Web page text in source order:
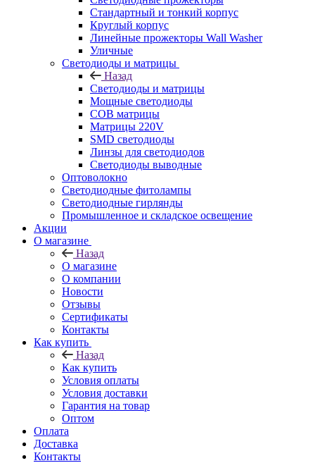
Стандартный и тонкий корпус
Круглый корпус
Линейные прожекторы Wall Washer
Уличные
Светодиоды и матрицы
Назад
Светодиоды и матрицы
Мощные светодиоды
COB матрицы
Матрицы 220V
SMD светодиоды
Линзы для светодиодов
Светодиоды выводные
Оптоволокно
Светодиодные фитолампы
Светодиодные гирлянды
Промышленное и складское освещение
Акции
О магазине
Назад
О магазине
О компании
Новости
Отзывы
Сертификаты
Контакты
Как купить
Назад
Как купить
Условия оплаты
Условия доставки
Гарантия на товар
Оптом
Оплата
Доставка
Контакты